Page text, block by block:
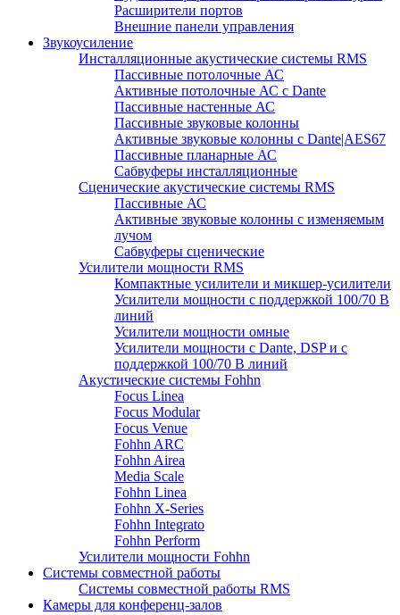
Расширители портов
Внешние панели управления
Звукоусиление
Инсталляционные акустические системы RMS
Пассивные потолочные АС
Активные потолочные АС с Dante
Пассивные настенные АС
Пассивные звуковые колонны
Активные звуковые колонны с Dante|AES67
Пассивные планарные АС
Сабвуферы инсталляционные
Сценические акустические системы RMS
Пассивные АС
Активные звуковые колонны с изменяемым
лучом
Сабвуферы сценические
Усилители мощности RMS
Компактные усилители и микшер-усилители
Усилители мощности с поддержкой 100/70 В
линий
Усилители мощности омные
Усилители мощности с Dante, DSP и с
поддержкой 100/70 В линий
Акустические системы Fohhn
Focus Linea
Focus Modular
Focus Venue
Fohhn ARC
Fohhn Airea
Media Scale
Fohhn Linea
Fohhn X-Series
Fohhn Integrato
Fohhn Perform
Усилители мощности Fohhn
Системы совместной работы
Системы совместной работы RMS
Камеры для конференц-залов